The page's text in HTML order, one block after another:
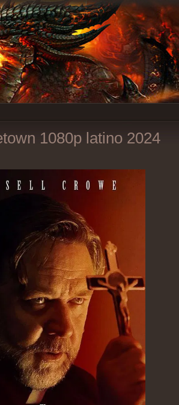
1080p latino 2024